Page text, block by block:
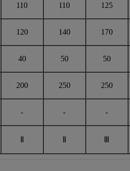
110 110 125
120 140 170
40 50 50
200 250 250
- - -